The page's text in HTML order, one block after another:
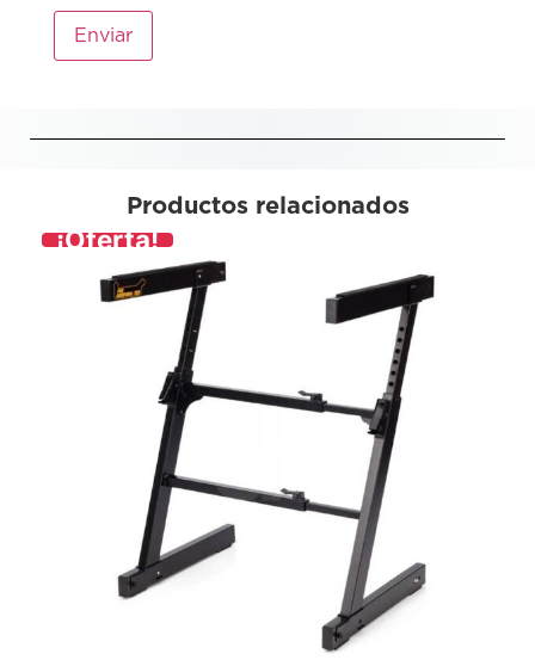
Productos relacionados
¡Oferta!